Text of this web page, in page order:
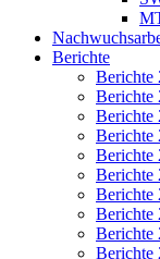
Berichte
Berichte
Berichte
Berichte
Berichte
Berichte
Berichte
Berichte
Berichte
Berichte
Berichte